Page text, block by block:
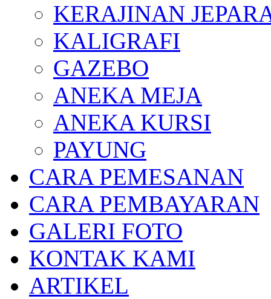
KERAJINAN
KALIGRAFI
GAZEBO
ANEKA MEJA
ANEKA KURSI
PAYUNG
CARA PEMESANAN
CARA PEMBAYARAN
GALERI FOTO
KONTAK KAMI
ARTIKEL